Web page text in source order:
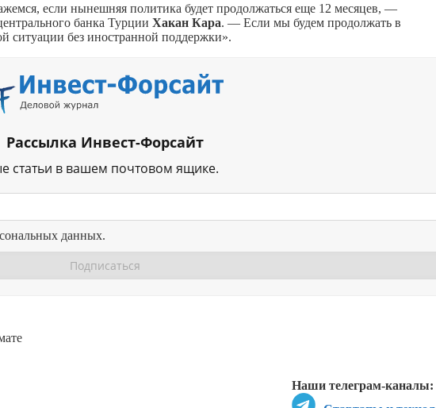
если нынешняя политика будет продолжаться еще 12 месяцев, —
банка Турции Хакан Кара. — Если мы будем продолжать в
ситуации без иностранной поддержки».
Рассылка Инвест-Форсайт
статьи в вашем почтовом ящике.
данных.
Наши телеграм-каналы: